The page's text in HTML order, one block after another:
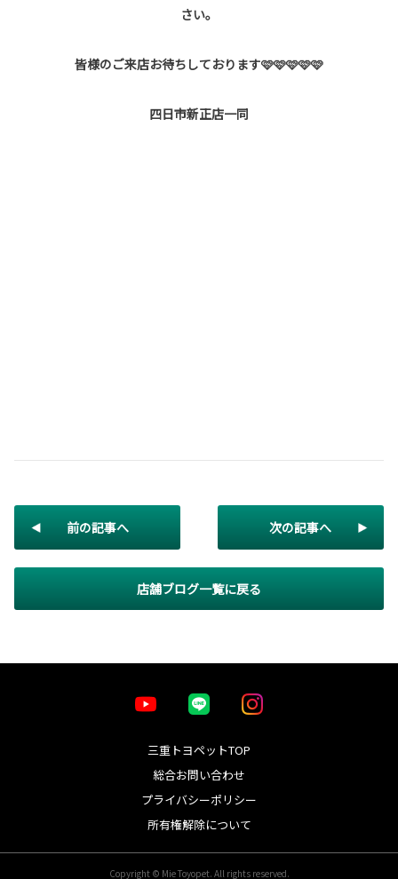
さい。
皆様のご来店お待ちしております🩷🩷🩷🩷🩷
四日市新正店一同
前の記事へ
店舗ブログ一覧に戻る
次の記事へ
三重トヨペットTOP
総合お問い合わせ
プライバシーポリシー
所有権解除について
Copyright © Mie Toyopet. All rights reserved.